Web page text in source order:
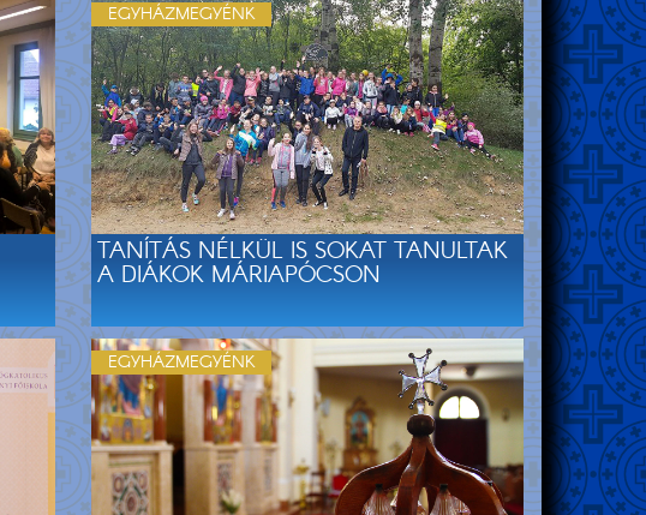
TANÍTÁS NÉLKÜL IS SOKAT TANULTAK
A DIÁKOK MÁRIAPÓCSON
EGYHÁZMEGYÉNK
EGYHÁZMEGYÉNK